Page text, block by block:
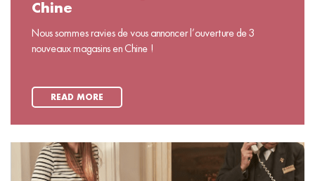
Chine
Nous sommes ravies de vous annoncer l’ouverture de 3
nouveaux magasins en Chine !
READ MORE